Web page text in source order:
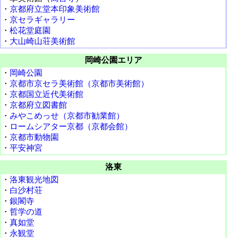
・ 京都府立堂本印象美術館
・ 京セラギャラリー
・ 松花堂庭園
・ 大山崎山荘美術館
岡崎公園エリア
・ 岡崎公園
・ 京都市京セラ美術館（京都市美術館）
・ 京都国立近代美術館
・ 京都府立図書館
・ みやこめっせ（京都市勧業館）
・ ロームシアター京都（京都会館）
・ 京都市動物園
・ 平安神宮
洛東
・ 洛東観光地図
・ 白沙村荘
・ 銀閣寺
・ 哲学の道
・ 真如堂
・ 永観堂